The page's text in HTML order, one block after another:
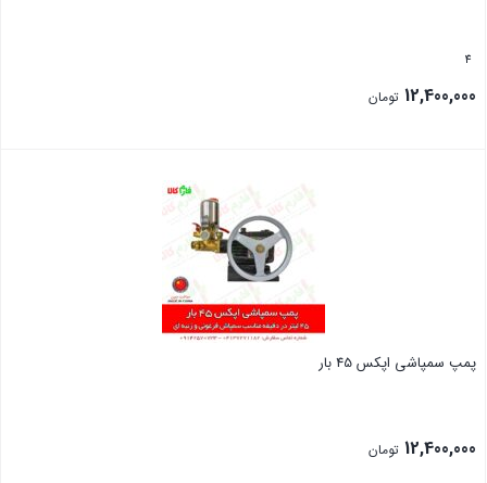
4
12,400,000 تومان
پمپ سمپاشی اپکس 45 بار
12,400,000 تومان